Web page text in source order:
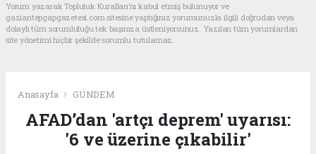
Yorum yazarak Topluluk Kuralları’nı kabul etmiş bulunuyor ve
gaziantepgapgazetesi.com sitesine yaptığınız yorumunuzla ilgili doğrudan veya
dolaylı tüm sorumluluğu tek başınıza üstleniyorsunuz. Yazılan tüm yorumlardan
site yönetimi hiçbir şekilde sorumlu tutulamaz.
Anasayfa GÜNDEM
AFAD’dan 'artçı deprem' uyarısı:
'6 ve üzerine çıkabilir'